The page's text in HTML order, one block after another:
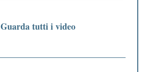
Guarda tutti i video